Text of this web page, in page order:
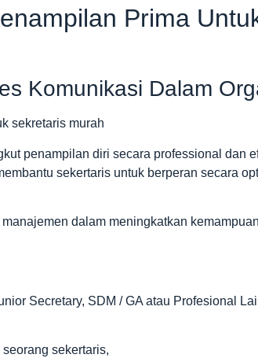
Prima
Komunikasi Dalam
penampilan diri secara professional dan
sekertaris untuk berperan secara
dalam meningkatkan
Secretary, SDM / GA atau Profesional
sekertaris,